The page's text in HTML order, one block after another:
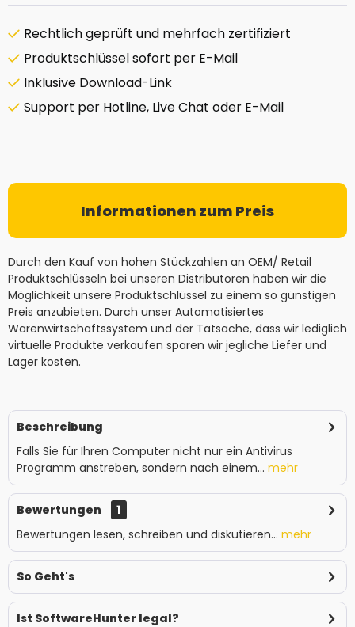
Rechtlich geprüft und mehrfach zertifiziert
Produktschlüssel sofort per E-Mail
Inklusive Download-Link
Support per Hotline, Live Chat oder E-Mail
Informationen zum Preis
Durch den Kauf von hohen Stückzahlen an OEM/ Retail
Produktschlüsseln bei unseren Distributoren haben wir die
Möglichkeit unsere Produktschlüssel zu einem so günstigen
Preis anzubieten. Durch unser Automatisiertes
Warenwirtschaftssystem und der Tatsache, dass wir lediglich
virtuelle Produkte verkaufen sparen wir jegliche Liefer und
Lager kosten.
Beschreibung
Falls Sie für Ihren Computer nicht nur ein Antivirus
Programm anstreben, sondern nach einem... mehr
Bewertungen
1
Bewertungen lesen, schreiben und diskutieren... mehr
So Geht's
Ist SoftwareHunter legal?